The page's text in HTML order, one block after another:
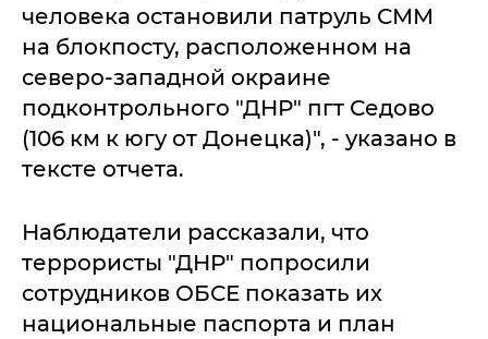
человека остановили патруль СММ
на блокпосту, расположенном на
северо-западной окраине
подконтрольного "ДНР" пгт Седово
(106 км к югу от Донецка)", - указано в
тексте отчета.
Наблюдатели рассказали, что
террористы "ДНР" попросили
сотрудников ОБСЕ показать их
национальные паспорта и план